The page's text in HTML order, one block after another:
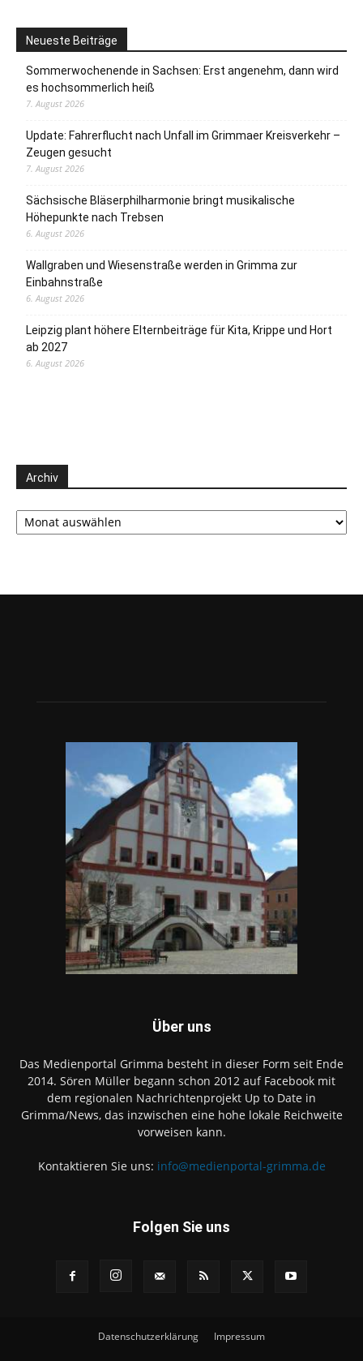
Neueste Beiträge
Sommerwochenende in Sachsen: Erst angenehm, dann wird
es hochsommerlich heiß
7. August 2026
Update: Fahrerflucht nach Unfall im Grimmaer Kreisverkehr –
Zeugen gesucht
7. August 2026
Sächsische Bläserphilharmonie bringt musikalische
Höhepunkte nach Trebsen
6. August 2026
Wallgraben und Wiesenstraße werden in Grimma zur
Einbahnstraße
6. August 2026
Leipzig plant höhere Elternbeiträge für Kita, Krippe und Hort
ab 2027
6. August 2026
Archiv
Archiv
Über uns
Das Medienportal Grimma besteht in dieser Form seit Ende
2014. Sören Müller begann schon 2012 auf Facebook mit
dem regionalen Nachrichtenprojekt Up to Date in
Grimma/News, das inzwischen eine hohe lokale Reichweite
vorweisen kann.
Kontaktieren Sie uns: info@medienportal-grimma.de
Folgen Sie uns
Datenschutzerklärung Impressum